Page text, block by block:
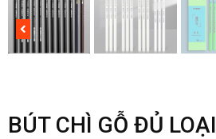
BÚT CHÌ GỖ ĐỦ LOẠI